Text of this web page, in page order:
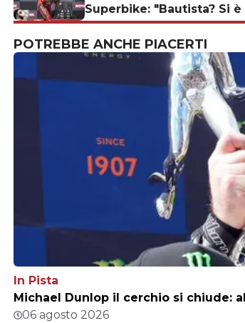
Superbike: "Bautista? Si
POTREBBE ANCHE PIACERTI
In Pista
Michael Dunlop il cerchio si chiude:
06 agosto 2026